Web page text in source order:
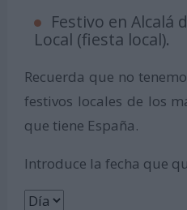
Festivo en Alcalá
Local (fiesta local).
Recuerda que no
festivos locales de los
que tiene España.
Introduce la fecha que